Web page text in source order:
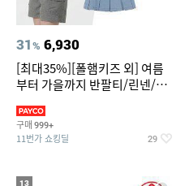
31% 6,930
[최대35%][폴햄키즈 외] 여름
부터 가을까지 반팔티/린넨/맨
구매 999+
11번가 쇼킹딜 29
13